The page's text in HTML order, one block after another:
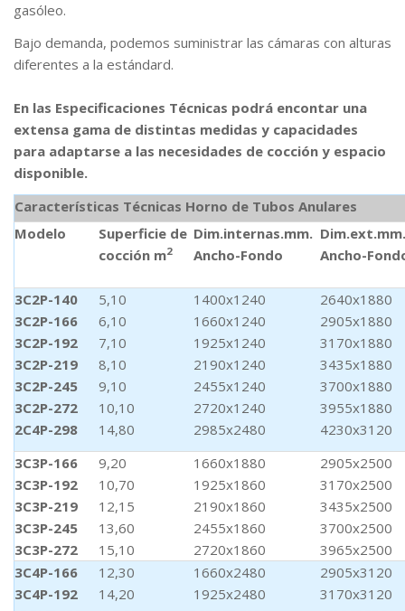
gasóleo.
Bajo demanda, podemos suministrar las cámaras con alturas
diferentes a la estándard.
En las Especificaciones Técnicas podrá encontar una
extensa gama de distintas medidas y capacidades
para adaptarse a las necesidades de cocción y espacio
disponible.
Características Técnicas Horno de Tubos Anulares
Modelo
Superficie de
cocción m2
Dim.internas.mm.
Ancho-Fondo
Dim.ext.mm.
Ancho-
3C2P-140
3C2P-166
3C2P-192
3C2P-219
3C2P-245
3C2P-272
2C4P-298
5,10
6,10
7,10
8,10
9,10
10,10
14,80
1400x1240
1660x1240
1925x1240
2190x1240
2455x1240
2720x1240
2985x2480
2640x1880
2905x1880
3170x1880
3435x1880
3700x1880
3955x1880
4230x3120
3C3P-166
3C3P-192
3C3P-219
3C3P-245
3C3P-272
9,20
10,70
12,15
13,60
15,10
1660x1880
1925x1860
2190x1860
2455x1860
2720x1860
2905x2500
3170x2500
3435x2500
3700x2500
3965x2500
3C4P-166
3C4P-192
12,30
14,20
1660x2480
1925x2480
2905x3120
3170x3120